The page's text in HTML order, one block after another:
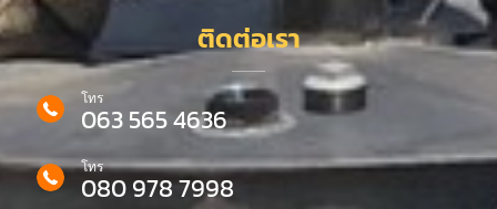
ติดต่อเรา
โทร
063 565 4636
โทร
080 978 7998